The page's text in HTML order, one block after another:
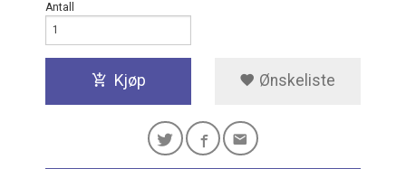
Antall
Kjøp Ønskeliste